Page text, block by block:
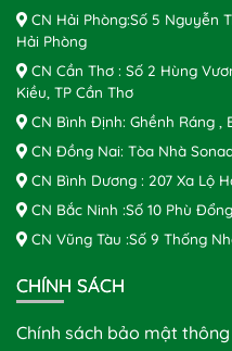
CN Hải Phòng:Số 5 Nguyễn
Hải Phòng
CN Cần Thơ : Số 2 Hùng
Kiều, TP Cần Thơ
CN Bình Định: Ghềnh Ráng ,
CN Đồng Nai: Tòa Nhà
CN Bình Dương : 207 Xa Lộ
CN Bắc Ninh :Số 10 Phù
CN Vũng Tàu :Số 9 Thống
CHÍNH SÁCH
Chính sách bảo mật